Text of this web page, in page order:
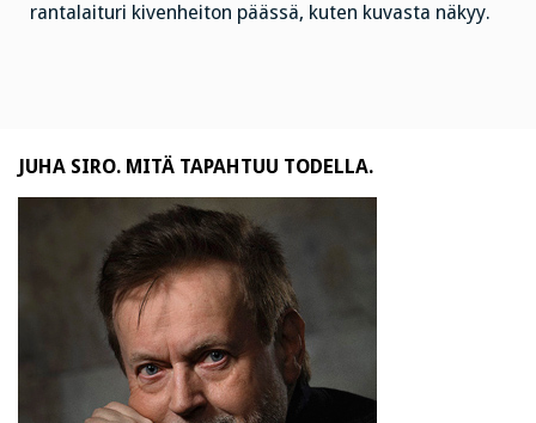
rantalaituri kivenheiton päässä, kuten kuvasta näkyy.
JUHA SIRO. MITÄ TAPAHTUU TODELLA.